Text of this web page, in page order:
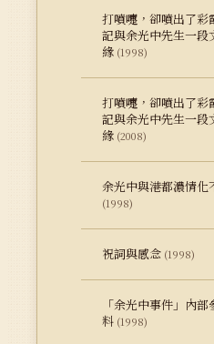
打噴嚏，卻噴出了
記與余光中先生一段
緣 (1998)
打噴嚏，卻噴出了
記與余光中先生一段
緣 (2008)
余光中與港都濃情化
(1998)
祝詞與感念 (1998)
「余光中事件」內部
料 (1998)